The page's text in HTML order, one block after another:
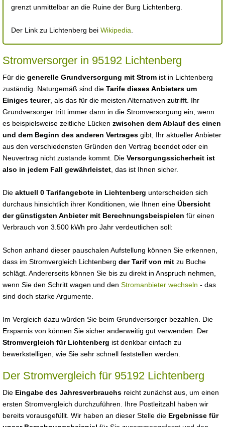
grenzt unmittelbar an die Ruine der Burg Lichtenberg.
Der Link zu Lichtenberg bei Wikipedia
Stromversorger in 95192 Lichtenberg
Für die generelle Grundversorgung mit Strom ist in Lichtenberg
zuständig. Naturgemäß sind die Tarife dieses Anbieters um
Einiges teurer, als das für die meisten Alternativen zutrifft. Ihr
Grundversorger tritt immer dann in die Stromversorgung ein, wenn
es beispielsweise zeitliche Lücken zwischen dem Ablauf des einen
und dem Beginn des anderen Vertrages gibt, Ihr aktueller Anbieter
aus den verschiedensten Gründen den Vertrag beendet oder ein
Neuvertrag nicht zustande kommt. Die Versorgungssicherheit ist
also in jedem Fall gewährleistet , das ist Ihnen sicher.
Die aktuell 0 Tarifangebote in Lichtenberg unterscheiden sich
durchaus hinsichtlich ihrer Konditionen, wie Ihnen eine Übersicht
der günstigsten Anbieter mit Berechnungsbeispielen für einen
Verbrauch von 3.500 kWh pro Jahr verdeutlichen soll:
Schon anhand dieser pauschalen Aufstellung können Sie erkennen,
dass im Stromvergleich Lichtenberg der Tarif von mit zu Buche
schlägt. Andererseits können Sie bis zu direkt in Anspruch nehmen,
wenn Sie den Schritt wagen und den Stromanbieter wechseln - das
sind doch starke Argumente.
Im Vergleich dazu würden Sie beim Grundversorger bezahlen. Die
Ersparnis von können Sie sicher anderweitig gut verwenden. Der
Stromvergleich für Lichtenberg ist denkbar einfach zu
bewerkstelligen, wie Sie sehr schnell feststellen werden.
Der Stromvergleich für 95192 Lichtenberg
Die Eingabe des Jahresverbrauchs reicht zunächst aus, um einen
ersten Stromvergleich durchzuführen. Ihre Postleitzahl haben wir
bereits vorausgefüllt. Wir haben an dieser Stelle die Ergebnisse für